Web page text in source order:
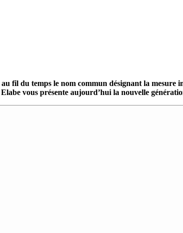
fil du temps le nom commun désignant la mesure
Elabe vous présente aujourd’hui la nouvelle